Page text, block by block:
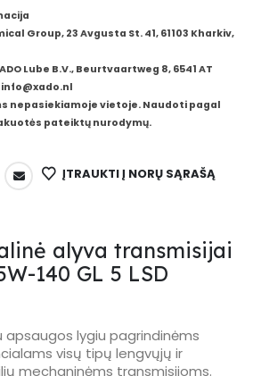
Group, 23 Avgusta St. 41, 61103 Kharkiv,
Lube B.V., Beurtvaartweg 8, 6541 AT
nepasiekiamoje vietoje. Naudoti pagal
pateiktų nurodymų.
ĮTRAUKTI Į NORŲ SĄRAŠĄ
alyva transmisijai
140 GL 5 LSD
apsaugos lygiu pagrindinėms
visų tipų lengvųjų ir
mechaninėms transmisijoms.